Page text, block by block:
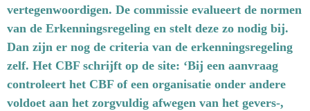
vertegenwoordigen. De commissie evalueert de normen
van de Erkenningsregeling en stelt deze zo nodig bij.
Dan zijn er nog de criteria van de erkenningsregeling
zelf. Het CBF schrijft op de site: ‘Bij een aanvraag
controleert het CBF of een organisatie onder andere
voldoet aan het zorgvuldig afwegen van het gevers-,